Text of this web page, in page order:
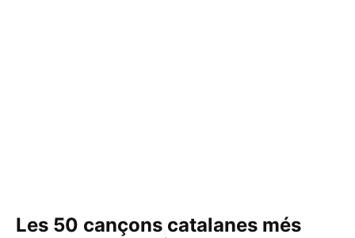
Les 50 cançons catalanes més